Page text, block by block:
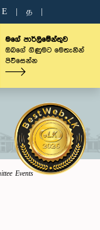
E த
මගේ පාර්ලිමේන්තුව
ඔබගේ ගිණුමට මෙතැනින්
පිවිසෙන්න
Events